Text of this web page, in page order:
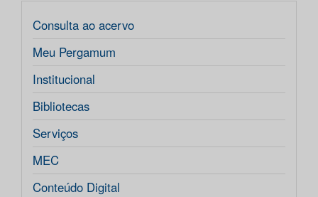
Consulta ao acervo
Meu Pergamum
Institucional
Bibliotecas
Serviços
MEC
Conteúdo Digital